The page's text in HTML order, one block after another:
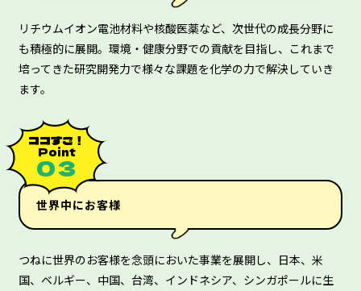
リチウムイオン電池材料や核酸医薬など、次世代の成長分野に
も積極的に展開。環境・健康分野での貢献を目指し、これまで
培ってきた研究開発力で様々な課題を化学の力で解決していき
ます。
ココすご！
Point
０３
世界中にお客様
つねに世界のお客様を念頭においた事業を展開し、日本、米
国、ベルギー、中国、台湾、インドネシア、シンガポールに生